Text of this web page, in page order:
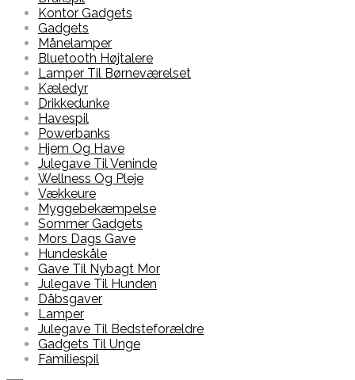
Kontor Gadgets
Gadgets
Månelamper
Bluetooth Højtalere
Lamper Til Børneværelset
Kæledyr
Drikkedunke
Havespil
Powerbanks
Hjem Og Have
Julegave Til Veninde
Wellness Og Pleje
Vækkeure
Myggebekæmpelse
Sommer Gadgets
Mors Dags Gave
Hundeskåle
Gave Til Nybagt Mor
Julegave Til Hunden
Dåbsgaver
Lamper
Julegave Til Bedsteforældre
Gadgets Til Unge
Familiespil